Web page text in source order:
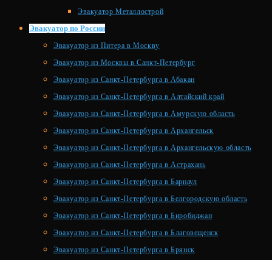
Эвакуатор Металлострой
Эвакуатор по России
Эвакуатор из Питера в Москву
Эвакуатор из Москвы в Санкт-Петербург
Эвакуатор из Санкт-Петербурга в Абакан
Эвакуатор из Санкт-Петербурга в Алтайский край
Эвакуатор из Санкт-Петербурга в Амурскую область
Эвакуатор из Санкт-Петербурга в Архангельск
Эвакуатор из Санкт-Петербурга в Архангельскую область
Эвакуатор из Санкт-Петербурга в Астрахань
Эвакуатор из Санкт-Петербурга в Барнаул
Эвакуатор из Санкт-Петербурга в Белгородскую область
Эвакуатор из Санкт-Петербурга в Биробиджан
Эвакуатор из Санкт-Петербурга в Благовещенск
Эвакуатор из Санкт-Петербурга в Брянск